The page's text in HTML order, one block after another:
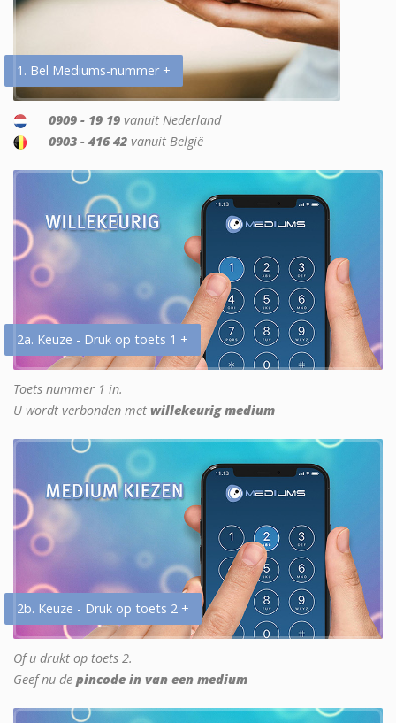
1. Bel Mediums-nummer +
0909 - 19 19 vanuit Nederland
0903 - 416 42 vanuit België
2a. Keuze - Druk op toets 1 +
Toets nummer 1 in.
U wordt verbonden met willekeurig medium
2b. Keuze - Druk op toets 2 +
Of u drukt op toets 2.
Geef nu de pincode in van een medium